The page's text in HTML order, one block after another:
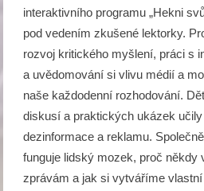
interaktivního programu „Hekni
pod vedením zkušené lektorky.
rozvoj kritického myšlení, práci s
a uvědomování si vlivu médií a
naše každodenní rozhodování.
diskusí a praktických ukázek
dezinformace a reklamu.
funguje lidský mozek, proč někdy
zprávám a jak si vytváříme